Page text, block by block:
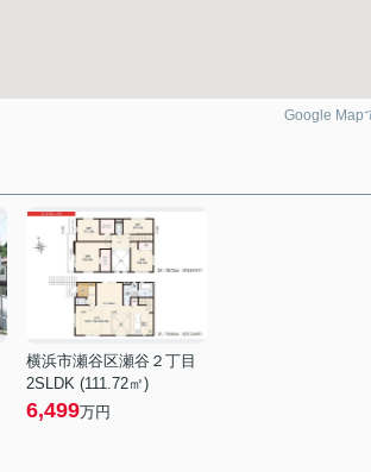
Google Map
横浜市瀬谷区瀬谷２丁目
2SLDK (111.72㎡)
6,499万円